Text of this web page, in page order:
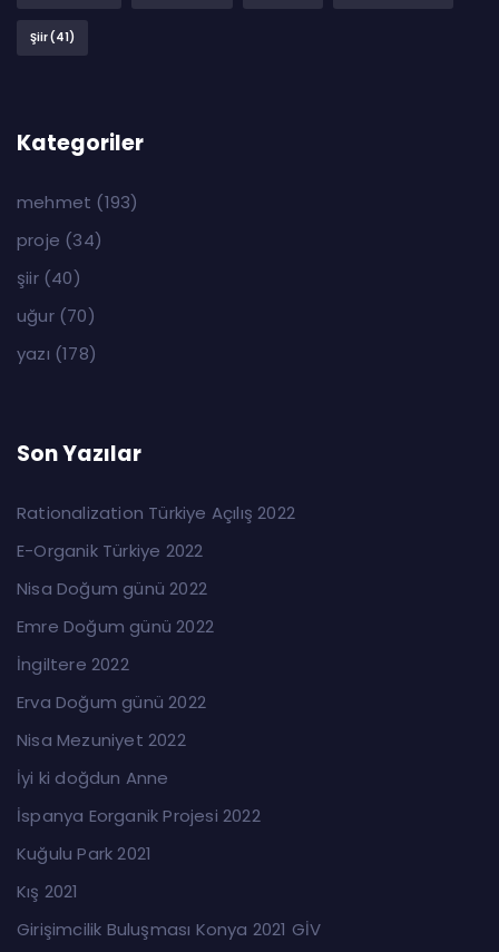
Şiir(41)
Kategoriler
mehmet (193)
proje (34)
şiir(40)
uğur(70)
yazı (178)
Son Yazılar
Rationalization Türkiye Açılış 2022
E-Organik Türkiye 2022
Nisa Doğum günü 2022
Emre Doğum günü 2022
İngiltere 2022
Erva Doğum günü 2022
Nisa Mezuniyet 2022
İyi ki doğdun Anne
İspanya Eorganik Projesi 2022
Kuğulu Park 2021
Kış 2021
Girişimcilik Buluşması Konya 2021 GİV